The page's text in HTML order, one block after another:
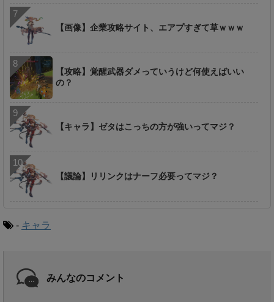
【画像】企業攻略サイト、エアプすぎて草ｗｗｗ
【攻略】覚醒武器ダメっていうけど何使えばいい
の？
【キャラ】ゼタはこっちの方が強いってマジ？
【議論】リリンクはナーフ必要ってマジ？
- キャラ
みんなのコメント